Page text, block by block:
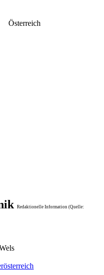
Österreich
Redaktionelle Information (Quelle: